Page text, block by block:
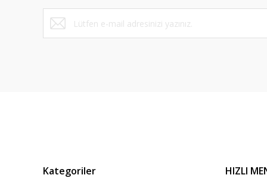
Ürün fiyatı diğer sitelerden daha pahalı.
Bu ürüne benzer farklı alternatifler olmalı.
Kategoriler HIZLI